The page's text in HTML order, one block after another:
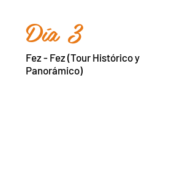
Día 3
Fez - Fez (Tour Histórico y
Panorámico)